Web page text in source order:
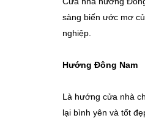
sàng biến ước mơ
nghiệp.
Hướng Đông Nam
Là hướng cửa nhà
lại bình yên và tốt